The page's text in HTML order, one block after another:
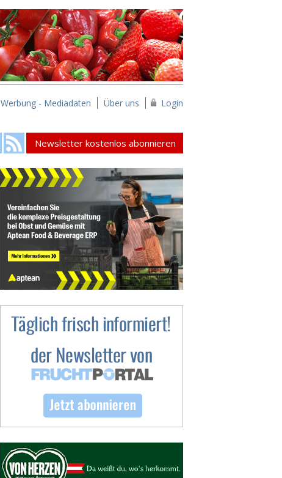
Werbung - Mediadaten Über uns Login
Newsletter kostenlos abonnieren